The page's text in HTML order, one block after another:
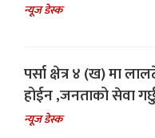
न्यूज डेस्क
पर्सा क्षेत्र ४ (ख) मा
होईन ,जनताको सेवा
न्यूज डेस्क